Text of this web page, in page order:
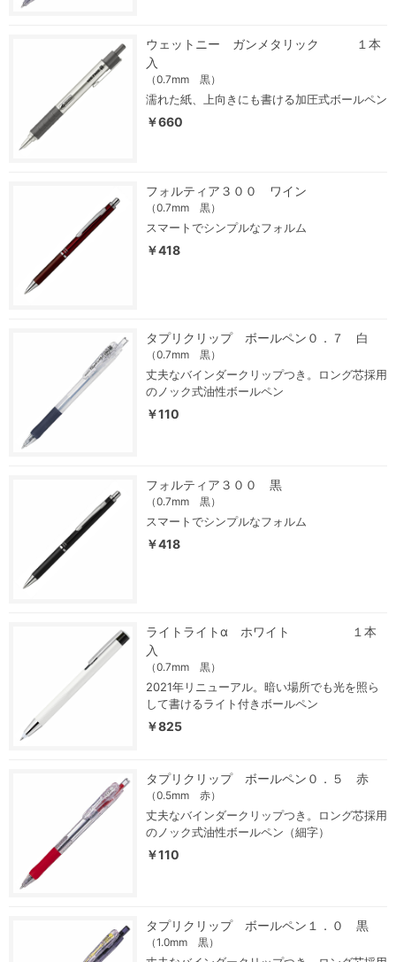
ウェットニー ガンメタリック １本
入
（0.7mm 黒）
濡れた紙、上向きにも書ける加圧式ボールペン
￥660
フォルティア３００ ワイン
（0.7mm 黒）
スマートでシンプルなフォルム
￥418
タプリクリップ ボールペン０．７ 白
（0.7mm 黒）
丈夫なバインダークリップつき。ロング芯採用
のノック式油性ボールペン
￥110
フォルティア３００ 黒
（0.7mm 黒）
スマートでシンプルなフォルム
￥418
ライトライトα ホワイト １本
入
（0.7mm 黒）
2021年リニューアル。暗い場所でも光を照ら
して書けるライト付きボールペン
￥825
タプリクリップ ボールペン０．５ 赤
（0.5mm 赤）
丈夫なバインダークリップつき。ロング芯採用
のノック式油性ボールペン（細字）
￥110
タプリクリップ ボールペン１．０ 黒
（1.0mm 黒）